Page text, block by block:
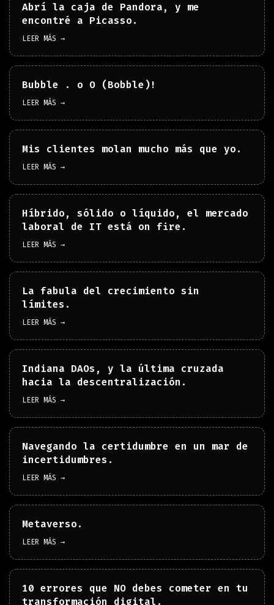
Abrí la caja de Pandora, y me
encontré a Picasso.
LEER MÁS →
Bubble . o O (Bobble)!
LEER MÁS →
Mis clientes molan mucho más que yo.
LEER MÁS →
Híbrido, sólido o líquido, el mercado
laboral de IT está on fire.
LEER MÁS →
La fabula del crecimiento sin
límites.
LEER MÁS →
Indiana DAOs, y la última cruzada
hacia la descentralización.
LEER MÁS →
Navegando la certidumbre en un mar de
incertidumbres.
LEER MÁS →
Metaverso.
LEER MÁS →
10 errores que NO debes cometer en tu
transformación digital.